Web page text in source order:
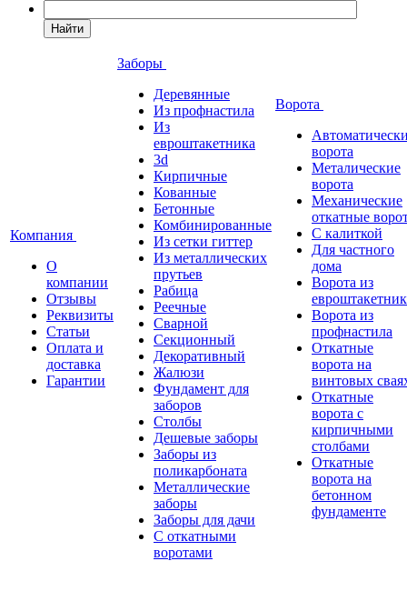
Найти
Компания
О
компании
Отзывы
Реквизиты
Статьи
Оплата и
доставка
Гарантии
Заборы
Деревянные
Из профнастила
Из
евроштакетника
3d
Кирпичные
Кованные
Бетонные
Комбинированные
Из сетки гиттер
Из металлических
прутьев
Рабица
Реечные
Сварной
Секционный
Декоративный
Жалюзи
Фундамент для
заборов
Столбы
Дешевые заборы
Заборы из
поликарбоната
Металлические
заборы
Заборы для дачи
С откатными
воротами
Ворота
ворота
Металические
ворота
Механические
откатные
С калиткой
Для частного
дома
Ворота из
Ворота из
профнастила
Откатные
ворота на
винтовых
Откатные
ворота с
кирпичными
столбами
Откатные
ворота на
бетонном
фундаменте